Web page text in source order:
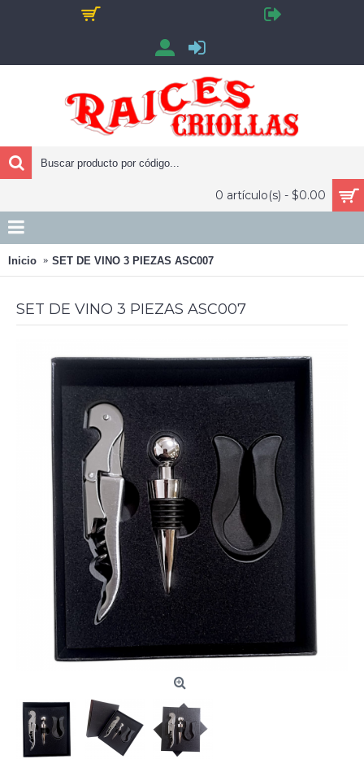
0 artículo(s) - $0.00
Inicio SET DE VINO 3 PIEZAS ASC007
SET DE VINO 3 PIEZAS ASC007